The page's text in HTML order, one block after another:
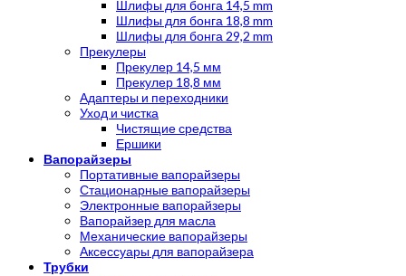
Шлифы для бонга 14,5 mm
Шлифы для бонга 18,8 mm
Шлифы для бонга 29,2 mm
Прекулеры
Прекулер 14,5 мм
Прекулер 18,8 мм
Адаптеры и переходники
Уход и чистка
Чистящие средства
Ершики
Вапорайзеры
Портативные вапорайзеры
Стационарные вапорайзеры
Электронные вапорайзеры
Вапорайзер для масла
Механические вапорайзеры
Аксессуары для вапорайзера
Трубки